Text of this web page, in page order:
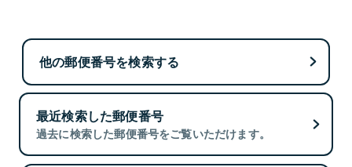
他の郵便番号を検索する
最近検索した郵便番号
過去に検索した郵便番号をご覧いただけます。